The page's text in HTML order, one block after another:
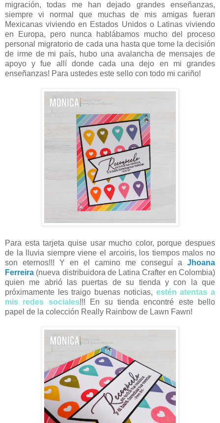
migración, todas me han dejado grandes enseñanzas,
siempre vi normal que muchas de mis amigas fueran
Mexicanas viviendo en Estados Unidos o Latinas viviendo
en Europa, pero nunca hablábamos mucho del proceso
personal migratorio de cada una hasta que tome la decisión
de irme de mi país, hubo una avalancha de mensajes de
apoyo y fue allí donde cada una dejo en mi grandes
enseñanzas! Para ustedes este sello con todo mi cariño!
Para esta tarjeta quise usar mucho color, porque despues
de la lluvia siempre viene el arcoiris, los tiempos malos no
son eternos!!! Y en el camino me conseguí a Jhoana
Ferreira (nueva distribuidora de Latina Crafter en Colombia)
quien me abrió las puertas de su tienda y con la que
próximamente les traigo buenas noticias, estén atentas a
mis redes sociales!!! En su tienda encontré este bello
papel de la colección Really Rainbow de Lawn Fawn!